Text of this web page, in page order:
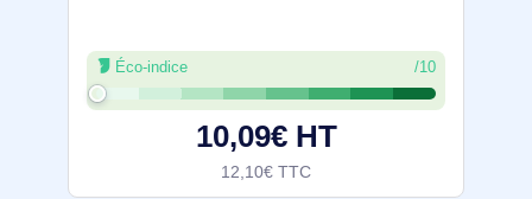
Éco-indice /10
10,09€ HT
12,10€ TTC